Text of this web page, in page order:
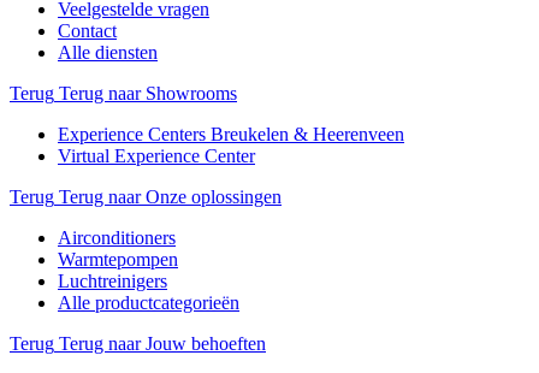
Veelgestelde vragen
Contact
Alle diensten
Terug Terug naar Showrooms
Experience Centers Breukelen & Heerenveen
Virtual Experience Center
Terug Terug naar Onze oplossingen
Airconditioners
Warmtepompen
Luchtreinigers
Alle productcategorieën
Terug Terug naar Jouw behoeften